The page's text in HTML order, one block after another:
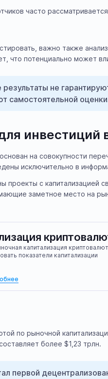
часто
важно также
что потенциально может
не
самостоятельной
инвестиций
на совокупности
исключительно в
проекты с
заметное место на
капитализация
показатели капитализации
по рыночной
более $1,23 трлн.
первой